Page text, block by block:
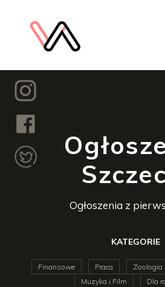
Ogłoszenia z
KATEGORIE
Finansowe Praca Zoologia
Muzyka i Film
Dla